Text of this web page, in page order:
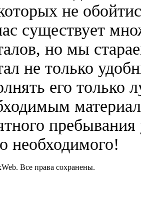
не
существует
но мы
не только
его только
необходимого!
Все права сохранены.